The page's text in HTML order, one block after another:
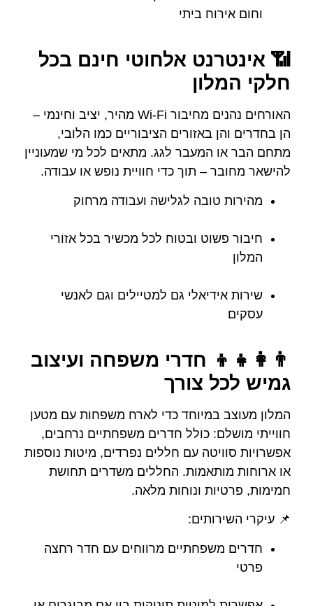
וחום אירוח ביתי
📶 אינטרנט אלחוטי חינם בכל
חלקי המלון
האורחים נהנים מחיבור Wi‑Fi מהיר, יציב וחינמי –
הן בחדרים והן באזורים הציבוריים כמו הלובי,
מתחם הבר או המעבר לגג. מתאים לכל מי שמעוניין
להישאר מחובר – תוך כדי חוויית נופש או עבודה.
מהירות טובה לגלישה ועבודה מרחוק
חיבור פשוט ובטוח לכל מכשיר בכל אזורי
המלון
שירות אידיאלי גם למטיילים וגם לאנשי
עסקים
👨‍👩‍👧‍👦 חדרי משפחה ועיצוב
גמיש לכל צורך
המלון מעוצב במיוחד כדי לארח משפחות עם מטען
חווייתי מושלם: כולל חדרים משפחתיים נרחבים,
אפשרויות סוויטה עם חללים נפרדים, מיטות נוספות
או ארוחות מותאמות. החללים משדרים תחושת
חמימות, פרטיות ונוחות מלאה.
📌 עיקרי השירותים:
חדרים משפחתיים מרווחים עם חדר רחצה
פרטי